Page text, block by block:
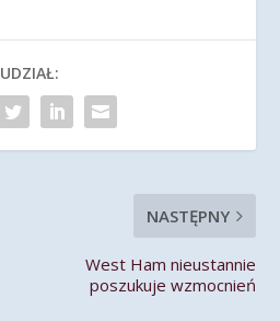
UDZIAŁ:
NASTĘPNY
West Ham nieustannie
poszukuje wzmocnień